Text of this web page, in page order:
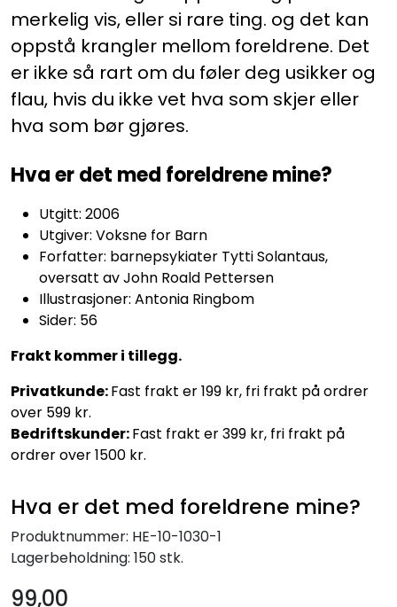
merkelig vis, eller si rare ting. og det kan
oppstå krangler mellom foreldrene. Det
er ikke så rart om du føler deg usikker og
flau, hvis du ikke vet hva som skjer eller
hva som bør gjøres.
Hva er det med foreldrene mine?
Utgitt: 2006
Utgiver: Voksne for Barn
Forfatter: barnepsykiater Tytti Solantaus,
oversatt av John Roald Pettersen
Illustrasjoner: Antonia Ringbom
Sider: 56
Frakt kommer i tillegg.
Privatkunde:Fast frakt er 199 kr, fri frakt på ordrer
over 599 kr.
Bedriftskunder:Fast frakt er 399 kr, fri frakt på
ordrer over 1500 kr.
Hva er det med foreldrene mine?
Produktnummer: HE-10-1030-1
Lagerbeholdning: 150 stk.
99,00